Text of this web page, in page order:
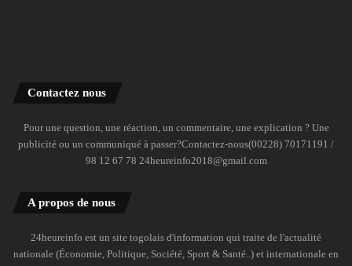
Contactez nous
Pour une question, une réaction, un commentaire, une explication ? Une
publicité ou un communiqué à passer?Contactez-nous(00228) 70171191 /
98 12 67 78 24heureinfo2018@gmail.com
A propos de nous
24heureinfo est un site togolais d'information qui traite de l'actualité
nationale (Économie, Politique, Société, Sport & Santé..) et internationale en